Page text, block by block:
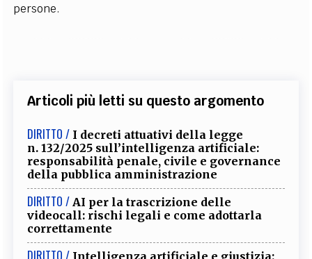
persone.
Articoli più letti su questo argomento
DIRITTO / I decreti attuativi della legge
n. 132/2025 sull’intelligenza artificiale:
responsabilità penale, civile e governance
della pubblica amministrazione
DIRITTO / AI per la trascrizione delle
videocall: rischi legali e come adottarla
correttamente
DIRITTO / Intelligenza artificiale e giustizia: